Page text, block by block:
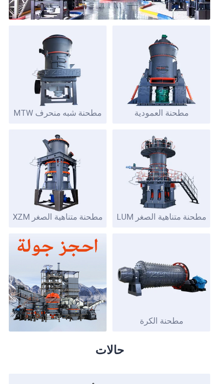
مطحنة العمودية مطحنة شبه منحرف MTW
مطحنة متناهية الصغر LUM مطحنة متناهية الصغر XZM
مطحنة الكرة
حالات